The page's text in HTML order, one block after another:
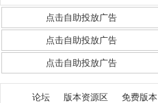
点击自助投放广告
点击自助投放广告
点击自助投放广告
论坛 版本资源区 免费版本